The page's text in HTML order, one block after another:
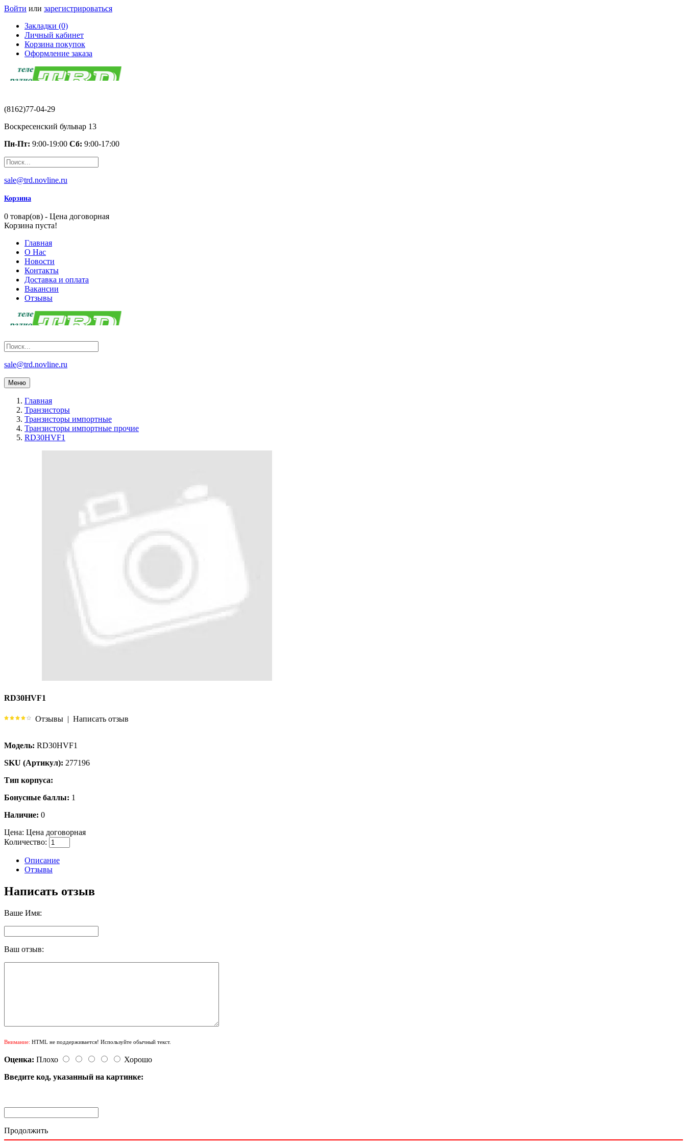
Войти или зарегистрироваться
Закладки (0)
Личный кабинет
Корзина покупок
Оформление заказа
(8162)77-04-29
Воскресенский бульвар 13
Пн-Пт: 9:00-19:00 Сб: 9:00-17:00
sale@trd.novline.ru
Корзина
0 товар(ов) - Цена договорная
Корзина пуста!
Главная
О Нас
Новости
Контакты
Доставка и оплата
Вакансии
Отзывы
sale@trd.novline.ru
Меню
Главная
Транзисторы
Транзисторы импортные
Транзисторы импортные прочие
RD30HVF1
RD30HVF1
Отзывы | Написать отзыв
Модель: RD30HVF1
SKU (Артикул): 277196
Тип корпуса:
Бонусные баллы: 1
Наличие: 0
Цена: Цена договорная
Количество:
Описание
Отзывы
Написать отзыв
Ваше Имя:
Ваш отзыв:
Внимание: HTML не поддерживается! Используйте обычный текст.
Оценка: Плохо
Хорошо
Введите код, указанный на картинке:
Продолжить